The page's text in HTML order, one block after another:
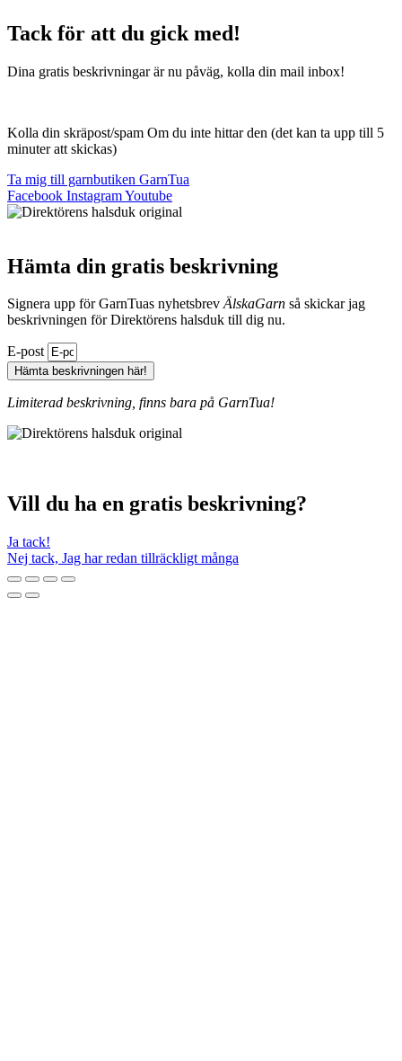
Tack för att du gick med!
Dina gratis beskrivningar är nu påväg, kolla din mail inbox!
Kolla din skräpost/spam Om du inte hittar den (det kan ta upp till 5
minuter att skickas)
Ta mig till garnbutiken GarnTua
Facebook InstagramYoutube
Hämta din gratis beskrivning
Signera upp för GarnTuas nyhetsbrevÄlskaGarn så skickar jag
beskrivningen för Direktörens halsduk till dig nu.
E-post
Hämta beskrivningen här!
Limiterad beskrivning, finns bara på GarnTua!
Vill du ha en gratis beskrivning?
Ja tack!
Nej tack, Jag har redan tillräckligt många